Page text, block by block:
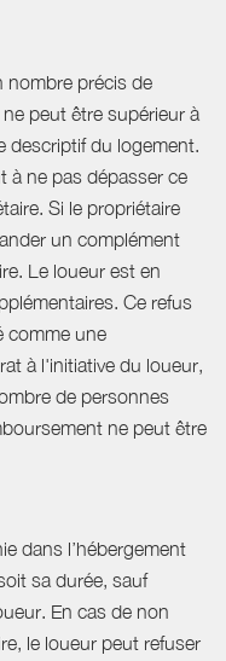
nombre précis de
peut être supérieur à
descriptif du logement.
à ne pas dépasser ce
Si le propriétaire
un complément
Le loueur est en
Ce refus
comme une
à l'initiative du loueur,
de personnes
ne peut être
dans l’hébergement
sa durée, sauf
En cas de non
le loueur peut refuser